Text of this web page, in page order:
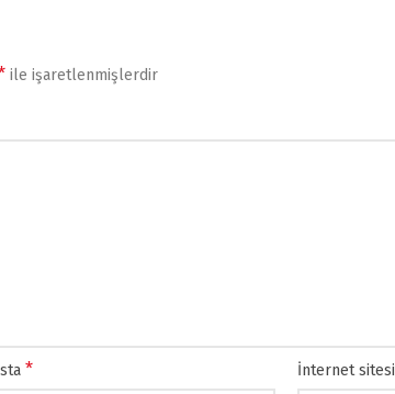
ile işaretlenmişlerdir
* İnternet sitesi